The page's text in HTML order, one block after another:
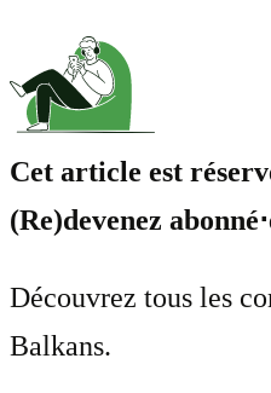
Cet article est
(Re)devenez
Découvrez tous les
Balkans.